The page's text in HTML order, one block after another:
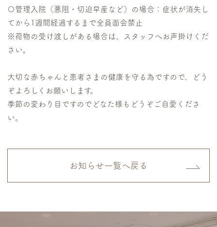
〇管理入院（悪阻・切迫早産など）の場合：症状が消失し
てから1週間経過するまで全員面会禁止
※荷物の受け渡しがある場合は、スタッフへお声掛けくだ
さい。
大切な赤ちゃんと患者さまの健康を守る為ですので、どう
ぞよろしくお願いします。
季節の変わり目ですのでどなた様もどうぞご自愛くださ
い。
お知らせ一覧へ戻る